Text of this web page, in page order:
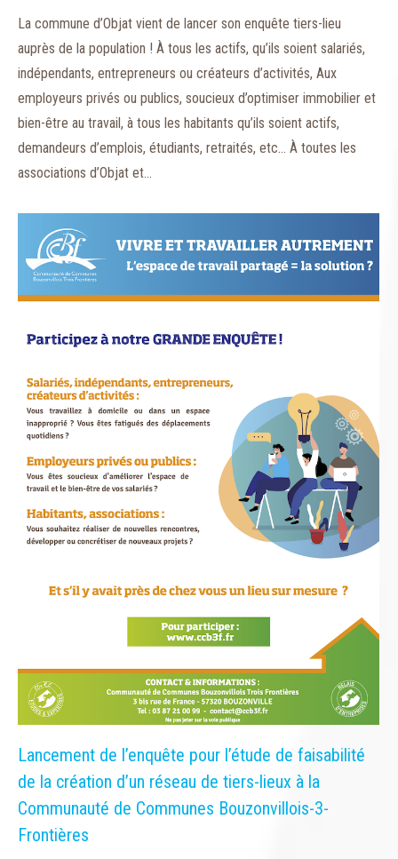
La commune d’Objat vient de lancer son enquête tiers-lieu
auprès de la population ! À tous les actifs, qu’ils soient salariés,
indépendants, entrepreneurs ou créateurs d’activités, Aux
employeurs privés ou publics, soucieux d’optimiser immobilier et
bien-être au travail, à tous les habitants qu’ils soient actifs,
demandeurs d’emplois, étudiants, retraités, etc… À toutes les
associations d’Objat et…
Lancement de l’enquête pour l’étude de faisabilité
de la création d’un réseau de tiers-lieux à la
Communauté de Communes Bouzonvillois-3-
Frontières